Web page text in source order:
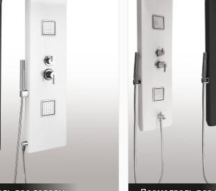
Посмотреть все товары
ENJOY 03